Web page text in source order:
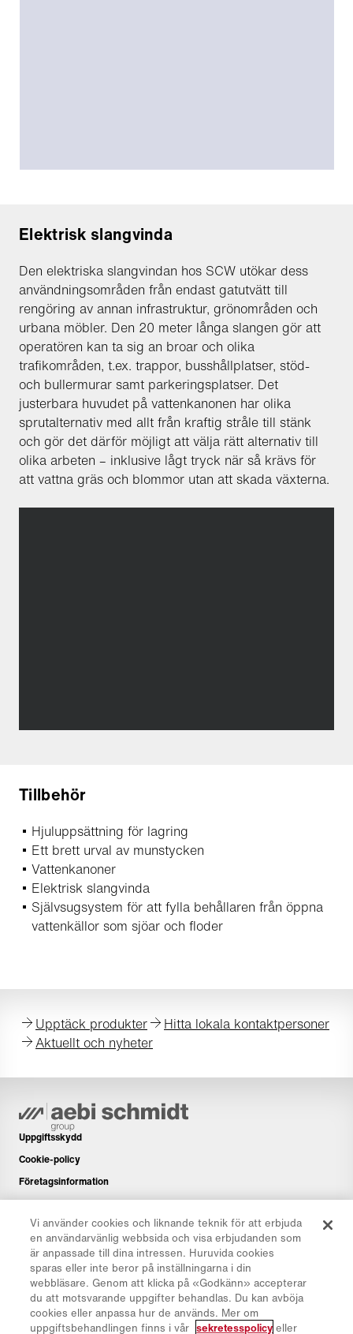
Elektrisk slangvinda
Den elektriska slangvindan hos SCW utökar dess
användningsområden från endast gatutvätt till
rengöring av annan infrastruktur, grönområden och
urbana möbler. Den 20 meter långa slangen gör att
operatören kan ta sig an broar och olika
trafikområden, t.ex. trappor, busshållplatser, stöd-
och bullermurar samt parkeringsplatser. Det
justerbara huvudet på vattenkanonen har olika
sprutalternativ med allt från kraftig stråle till stänk
och gör det därför möjligt att välja rätt alternativ till
olika arbeten – inklusive lågt tryck när så krävs för
att vattna gräs och blommor utan att skada växterna.
Tillbehör
Hjuluppsättning för lagring
Ett brett urval av munstycken
Vattenkanoner
Elektrisk slangvinda
Självsugsystem för att fylla behållaren från öppna
vattenkällor som sjöar och floder
Upptäck produkter
Hitta lokala kontaktpersoner
Aktuellt och nyheter
Uppgiftsskydd
Cookie-policy
Företagsinformation
Ansvarsfriskrivning
Nyhetsbrev
Reservdelar
Nedladdningsområde
CO₂-kalkylator
TCO-kalkylator
Vi använder cookies och liknande teknik för att erbjuda
en användarvänlig webbsida och visa erbjudanden som
är anpassade till dina intressen. Huruvida cookies
sparas eller inte beror på inställningarna i din
webbläsare. Genom att klicka på «Godkänn» accepterar
du att motsvarande uppgifter behandlas. Du kan avböja
cookies eller anpassa hur de används. Mer om
uppgiftsbehandlingen finns i vår sekretesspolicy eller